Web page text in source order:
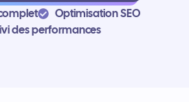
Optimisation SEO
des performances